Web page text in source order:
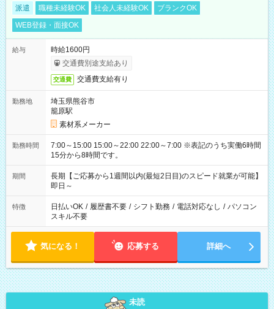
派遣 職種未経験OK 社会人未経験OK
ブランクOK
WEB登録・面接OK
給与
時給1600円
交通費別途支給あり
交通費 交通費支給有り
勤務地
埼玉県熊谷市
籠原駅
素材系メーカー
勤務時間
7:00～15:00 15:00～22:00 22:00～7:00 ※表記のうち実働6時間
15分から8時間です。
期間
長期【ご応募から1週間以内(最短2日目)のスピード就業が可能】
即日～
特徴 日払いOK / 履歴書不要 / シフト勤務 / 電話対応なし / パソコン
スキル不要
気になる！ 応募する 詳細へ
未読